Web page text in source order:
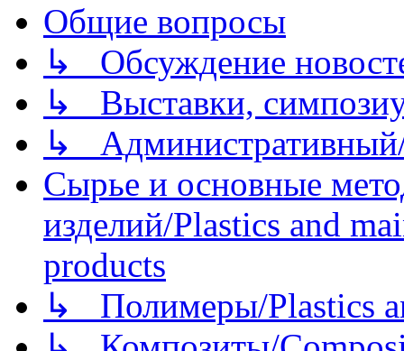
Общие вопросы
↳ Обсуждение
↳ Выставки,
↳
Сырье и основные
изделий/Plastics and
products
↳ Полимеры/Plastics